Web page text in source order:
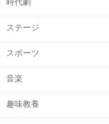
時代劇
ステージ
スポーツ
音楽
趣味教養